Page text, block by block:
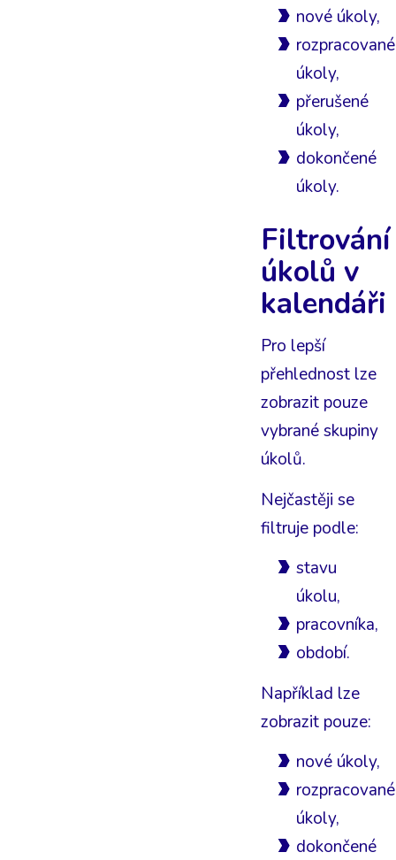
nové úkoly,
rozpracované
úkoly,
přerušené
úkoly,
dokončené
úkoly.
Filtrování
úkolů v
kalendáři
Pro lepší
přehlednost lze
zobrazit pouze
vybrané skupiny
úkolů.
Nejčastěji se
filtruje podle:
stavu
úkolu,
pracovníka,
období.
Například lze
zobrazit pouze:
nové úkoly,
rozpracované
úkoly,
dokončené